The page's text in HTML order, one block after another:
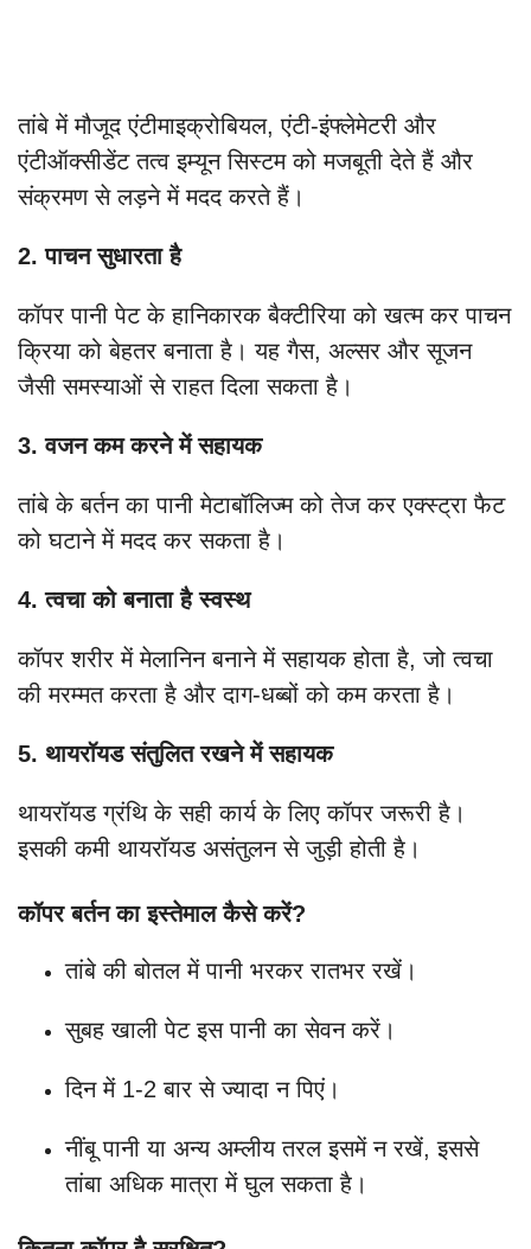
तांबे में मौजूद एंटीमाइक्रोबियल, एंटी-इंफ्लेमेटरी और
एंटीऑक्सीडेंट तत्व इम्यून सिस्टम को मजबूती देते हैं और
संक्रमण से लड़ने में मदद करते हैं।
2. पाचन सुधारता है
कॉपर पानी पेट के हानिकारक बैक्टीरिया को खत्म कर पाचन
क्रिया को बेहतर बनाता है। यह गैस, अल्सर और सूजन
जैसी समस्याओं से राहत दिला सकता है।
3. वजन कम करने में सहायक
तांबे के बर्तन का पानी मेटाबॉलिज्म को तेज कर एक्स्ट्रा फैट
को घटाने में मदद कर सकता है।
4. त्वचा को बनाता है स्वस्थ
कॉपर शरीर में मेलानिन बनाने में सहायक होता है, जो त्वचा
की मरम्मत करता है और दाग-धब्बों को कम करता है।
5. थायरॉयड संतुलित रखने में सहायक
थायरॉयड ग्रंथि के सही कार्य के लिए कॉपर जरूरी है।
इसकी कमी थायरॉयड असंतुलन से जुड़ी होती है।
कॉपर बर्तन का इस्तेमाल कैसे करें?
तांबे की बोतल में पानी भरकर रातभर रखें।
सुबह खाली पेट इस पानी का सेवन करें।
दिन में 1-2 बार से ज्यादा न पिएं।
नींबू पानी या अन्य अम्लीय तरल इसमें न रखें, इससे
तांबा अधिक मात्रा में घुल सकता है।